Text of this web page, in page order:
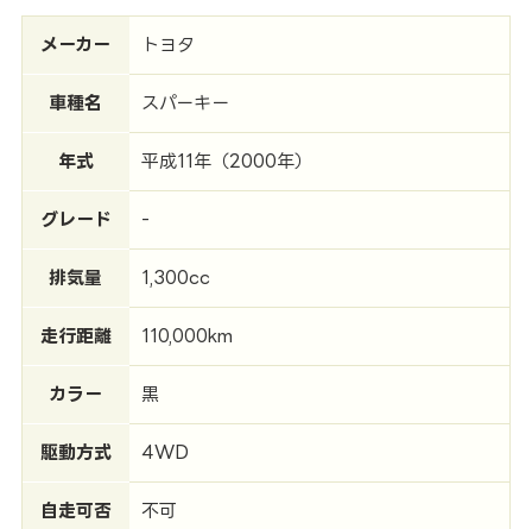
メーカー トヨタ
車種名 スパーキー
年式 平成11年（2000年）
グレード -
排気量 1,300cc
走行距離 110,000km
カラー 黒
駆動方式 4WD
自走可否 不可